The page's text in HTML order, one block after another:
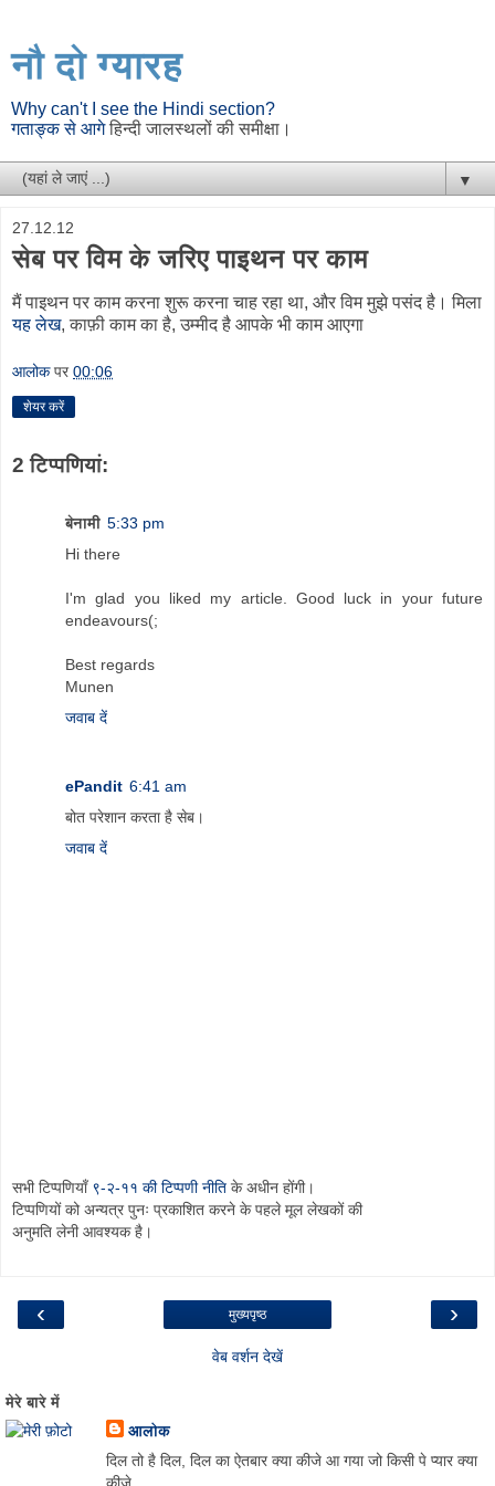
नौ दो ग्यारह
Why can't I see the Hindi section?
गताङ्क से आगेहिन्दी जालस्थलों की समीक्षा।
▼
27.12.12
सेब पर विम के जरिए पाइथन पर काम
मैं पाइथन पर काम करना शुरू करना चाह रहा था, और विम मुझे पसंद है। मिला
यह लेख, काफ़ी काम का है, उम्मीद है आपके भी काम आएगा
आलोक पर00:06
शेयर करें
2 टिप्‍पणियां:
बेनामी 5:33 pm
Hi there
I'm glad you liked my article. Good luck in your future
endeavours(;
Best regards
Munen
जवाब दें
ePandit 6:41 am
बोत परेशान करता है सेब।
जवाब दें
सभी टिप्पणियाँ ९-२-११ की टिप्पणी नीति के अधीन होंगी।
टिप्पणियों को अन्यत्र पुनः प्रकाशित करने के पहले मूल लेखकों की
अनुमति लेनी आवश्यक है।
‹ ›
मुख्यपृष्ठ
वेब वर्शन देखें
मेरे बारे में
आलोक
दिल तो है दिल, दिल का ऐतबार क्या कीजे आ गया जो किसी पे प्यार क्या
कीजे